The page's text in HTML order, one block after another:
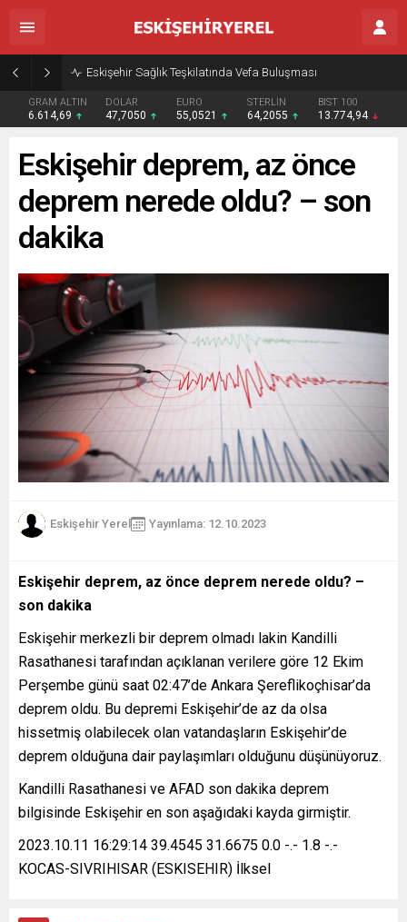
Eskişehir Sağlık Teşkilatında Vefa Buluşması
GRAM ALTIN
6.614,69
DOLAR
47,7050
EURO
55,0521
STERLİN
64,2055
BIST 100
13.774,94
Eskişehir deprem, az önce
deprem nerede oldu? – son
dakika
Eskişehir Yerel Yayınlama: 12.10.2023
Eskişehir deprem, az önce deprem nerede oldu? –
son dakika
Eskişehir merkezli bir deprem olmadı lakin Kandilli
Rasathanesi tarafından açıklanan verilere göre 12 Ekim
Perşembe günü saat 02:47’de Ankara Şereflikoçhisar’da
deprem oldu. Bu depremi Eskişehir’de az da olsa
hissetmiş olabilecek olan vatandaşların Eskişehir’de
deprem olduğuna dair paylaşımları olduğunu düşünüyoruz.
Kandilli Rasathanesi ve AFAD son dakika deprem
bilgisinde Eskişehir en son aşağıdaki kayda girmiştir.
2023.10.11 16:29:14 39.4545 31.6675 0.0 -.- 1.8 -.-
KOCAS-SIVRIHISAR (ESKISEHIR) İlksel